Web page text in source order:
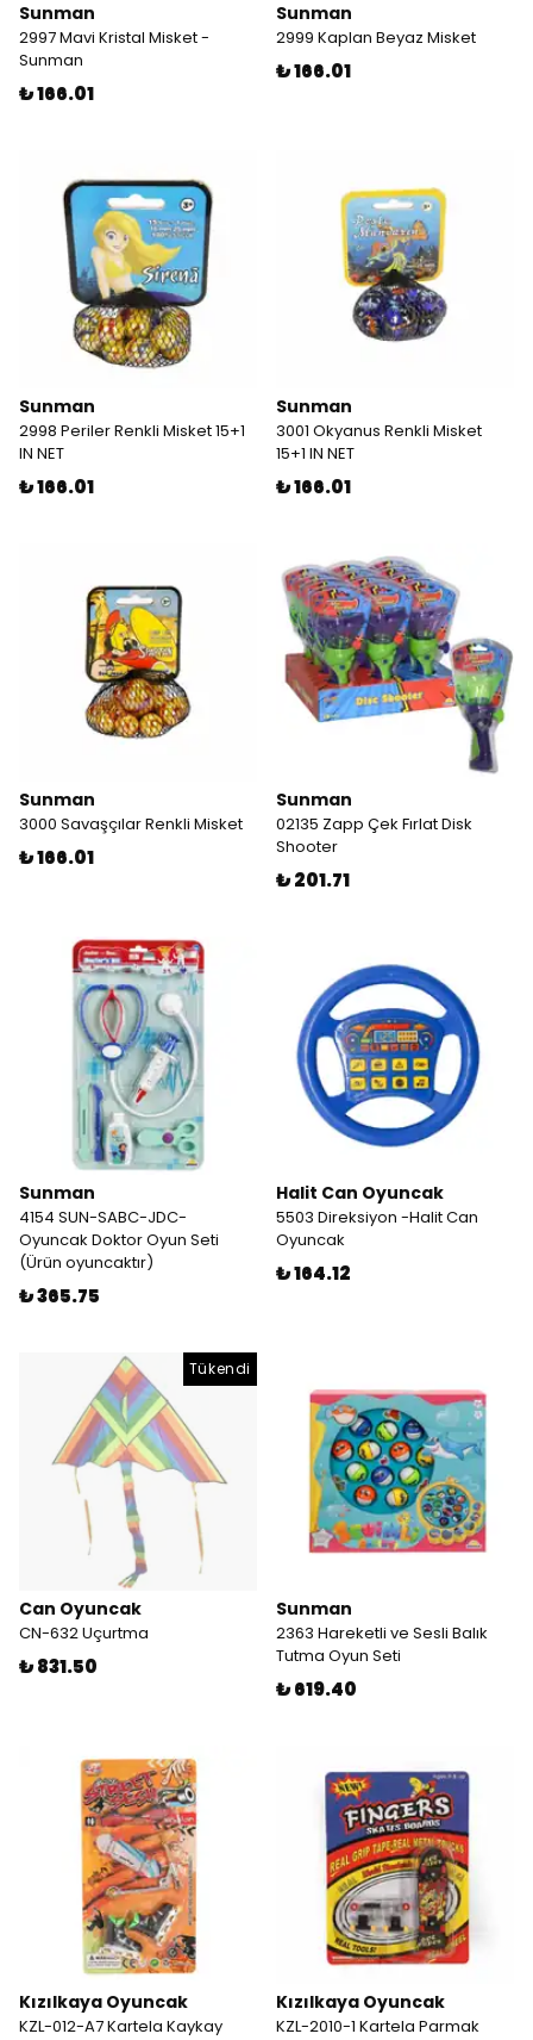
Sunman
2997 Mavi Kristal Misket -
Sunman
₺ 166.01
Sunman
2999 Kaplan Beyaz Misket
₺ 166.01
Sunman
2998 Periler Renkli Misket 15+1
IN NET
₺ 166.01
Sunman
3001 Okyanus Renkli Misket
15+1 IN NET
₺ 166.01
Sunman
3000 Savaşçılar Renkli Misket
₺ 166.01
Sunman
02135 Zapp Çek Fırlat Disk
Shooter
₺ 201.71
Sunman
4154 SUN-SABC-JDC-
Oyuncak Doktor Oyun Seti
(Ürün oyuncaktır)
₺ 365.75
Halit Can Oyuncak
5503 Direksiyon -Halit Can
Oyuncak
₺ 164.12
Tükendi
Can Oyuncak
CN-632 Uçurtma
₺ 831.50
Sunman
2363 Hareketli ve Sesli Balık
Tutma Oyun Seti
₺ 619.40
Kızılkaya Oyuncak
KZL-012-A7 Kartela Kaykay
Kızılkaya Oyuncak
KZL-2010-1 Kartela Parmak